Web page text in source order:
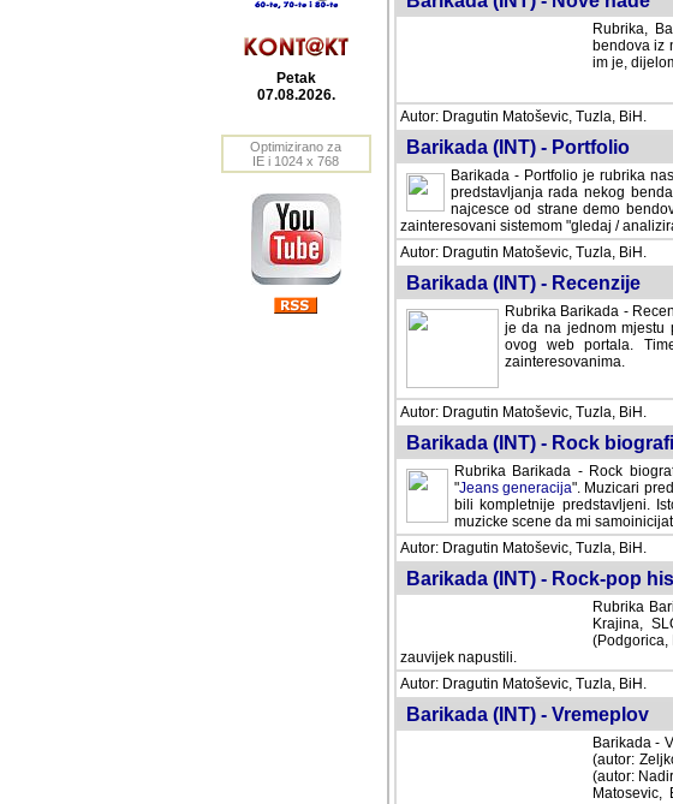
Petak
07.08.2026.
Optimizirano za
IE i 1024 x 768
Rubrika,
bendova iz
je, dijelom,
Autor: Dragutin Matoševic, Tuzla, BiH.
Barikada (INT) - Portfolio
Barikada - Portfolio je rubrika
predstavljanja rada nekog
najcesce od strane demo
zainteresovani sistemom "gledaj /
Autor: Dragutin Matoševic, Tuzla, BiH.
Barikada (INT) - Recenzije
Rubrika Barikada -
je da na jednom mjestu
ovog web portala.
zainteresovanima.
Autor: Dragutin Matoševic, Tuzla, BiH.
Barikada (INT) - Rock
Rubrika Barikada - Rock
"Jeans generacija". Muzicari
bili kompletnije predstavljeni.
muzicke scene da mi
Autor: Dragutin Matoševic, Tuzla, BiH.
Barikada (INT) - Rock-pop
Rubrika
Krajina,
(Podgorica,
zauvijek napustili.
Autor: Dragutin Matoševic, Tuzla, BiH.
Barikada (INT) - Vremeplov
Barikada -
(autor:
(autor: